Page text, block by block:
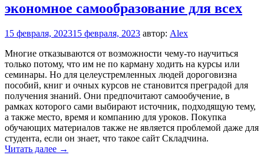
экономное самообразование для всех
15 февраля, 202315 февраля, 2023 автор: Alex
Многие отказываются от возможности чему-то научиться
только потому, что им не по карману ходить на курсы или
семинары. Но для целеустремленных людей дороговизна
пособий, книг и очных курсов не становится преградой для
получения знаний. Они предпочитают самообучение, в
рамках которого сами выбирают источник, подходящую тему,
а также место, время и компанию для уроков. Покупка
обучающих материалов также не является проблемой даже для
студента, если он знает, что такое сайт Складчина.
Читать далее Сайт
→